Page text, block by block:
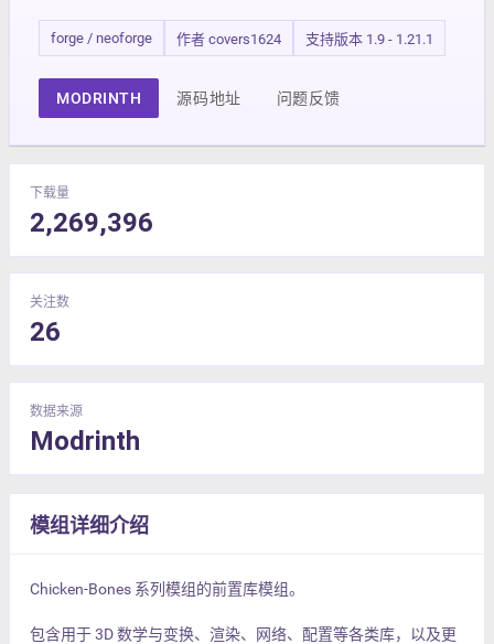
forge / neoforge 作者 covers1624 支持版本 1.9 - 1.21.1
MODRINTH 源码地址 问题反馈
下载量
2,269,396
关注数
26
数据来源
Modrinth
模组详细介绍
Chicken-Bones 系列模组的前置库模组。
包含用于 3D 数学与变换、渲染、网络、配置等各类库，以及更